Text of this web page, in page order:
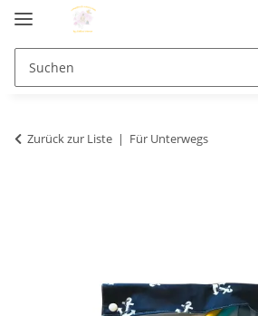
Zurück zur Liste Für Unterwegs